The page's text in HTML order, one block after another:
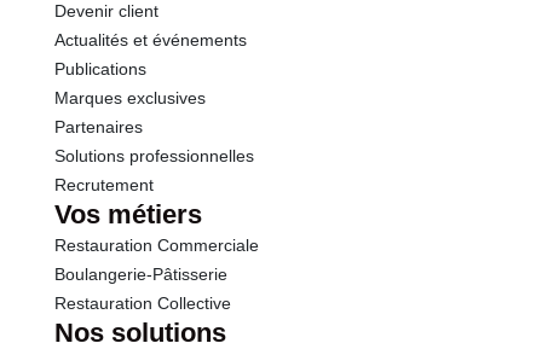
Devenir client
Actualités et événements
Publications
Marques exclusives
Partenaires
Solutions professionnelles
Recrutement
Vos métiers
Restauration Commerciale
Boulangerie-Pâtisserie
Restauration Collective
Nos solutions